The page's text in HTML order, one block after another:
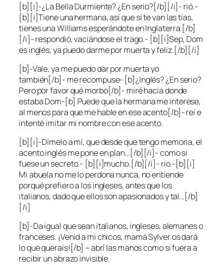
[b][i]-¿La Bella Durmiente? ¿En serio?[/b][/i]- rió.-
[b][i]Tiene una hermana, así que si te van las tías,
tienes una Williams esperándote en Inglaterra.[/b]
[/i]- respondió, vaciándose el trago.- [b][i]Sep, Dom
es inglés, ya puedo darme por muerta y feliz.[/b][/i]
[b]-Vale, ya me puedo dar por muerta yo
también[/b]- me recompuse- [b]¿Inglés? ¿En serio?
Pero por favor qué morbo[/b]- miré hacia donde
estaba Dom-[b] Puede que la hermana me interese,
al menos para que me hable en ese acento[/b]- reí e
intenté imitar mi nombre con ese acento.
[b][i]-Dímelo a mí, que desde que tengo memoria, el
acento inglés me pone en plan…[/b][/i]- como si
fuese un secreto.- [b][i]mucho.[/b][/i]- rio.-[b][i]
Mi abuela no me lo perdona nunca, no entiende
porqué prefiero a los ingleses, antes que los
italianos, dado que ellos son apasionados y tal…[/b]
[/i]
[b]-Da igual que sean italianos, ingleses, alemanes o
franceses. ¡Venid a mi chicos, mamá Sylver os dará
lo que querais![/b] – abrí las manos como si fuera a
recibir un abrazo invisible.